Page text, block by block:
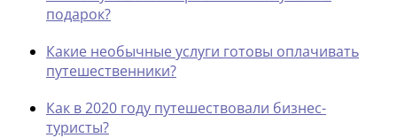
подарок?
Какие необычные услуги готовы оплачивать
путешественники?
Как в 2020 году путешествовали бизнес-
туристы?